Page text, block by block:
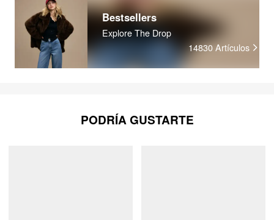
Bestsellers
Explore The Drop
14830 Artículos
PODRÍA GUSTARTE